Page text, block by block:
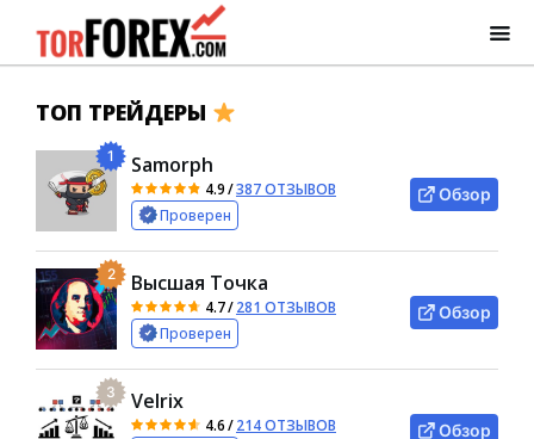
ТОП ТРЕЙДЕРЫ
1 Samorph
4.9/387 ОТЗЫВОВ
Проверен
Обзор
2 Высшая Точка
4.7/281 ОТЗЫВОВ
Проверен
Обзор
3 Velrix
4.6/214 ОТЗЫВОВ
Обзор